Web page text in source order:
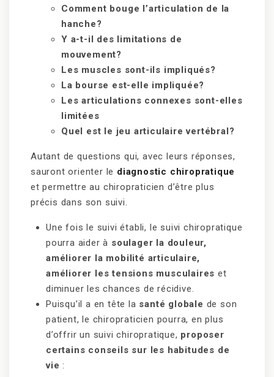
Comment bouge l’articulation de la
hanche?
Y a-t-il des limitations de
mouvement?
Les muscles sont-ils impliqués?
La bourse est-elle impliquée?
Les articulations connexes sont-elles
limitées
Quel est le jeu articulaire vertébral?
Autant de questions qui, avec leurs réponses,
sauront orienter le diagnostic chiropratique
et permettre au chiropraticien d’être plus
précis dans son suivi.
Une fois le suivi établi, le suivi chiropratique
pourra aider à soulager la douleur,
améliorer la mobilité articulaire,
améliorer les tensions musculaires et
diminuer les chances de récidive.
Puisqu’il a en tête la santé globale de son
patient, le chiropraticien pourra, en plus
d’offrir un suivi chiropratique, proposer
certains conseils sur les habitudes de
vie :